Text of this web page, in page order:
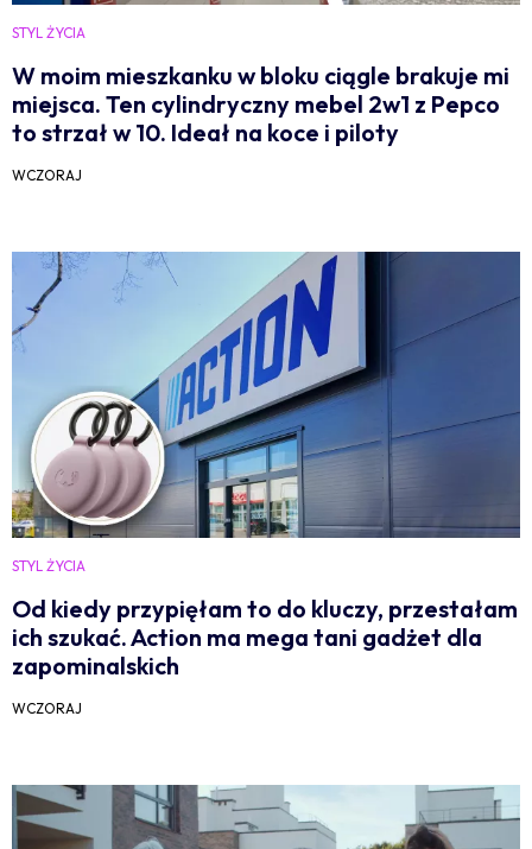
STYL ŻYCIA
W moim mieszkanku w bloku ciągle brakuje mi
miejsca. Ten cylindryczny mebel 2w1 z Pepco
to strzał w 10. Ideał na koce i piloty
WCZORAJ
STYL ŻYCIA
Od kiedy przypięłam to do kluczy, przestałam
ich szukać. Action ma mega tani gadżet dla
zapominalskich
WCZORAJ